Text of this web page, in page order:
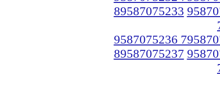
89587075233
9587075236
89587075237